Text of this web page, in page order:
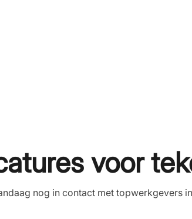
voor
nog in contact met topwerkgevers